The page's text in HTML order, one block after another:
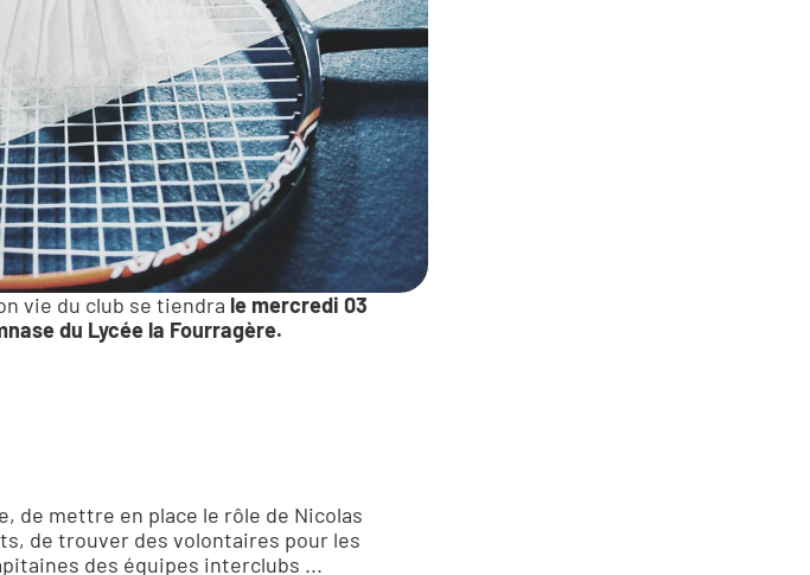
vie du club se tiendra le mercredi 03
du Lycée la Fourragère.
de mettre en place le rôle de Nicolas
de trouver des volontaires pour les
des équipes interclubs ...